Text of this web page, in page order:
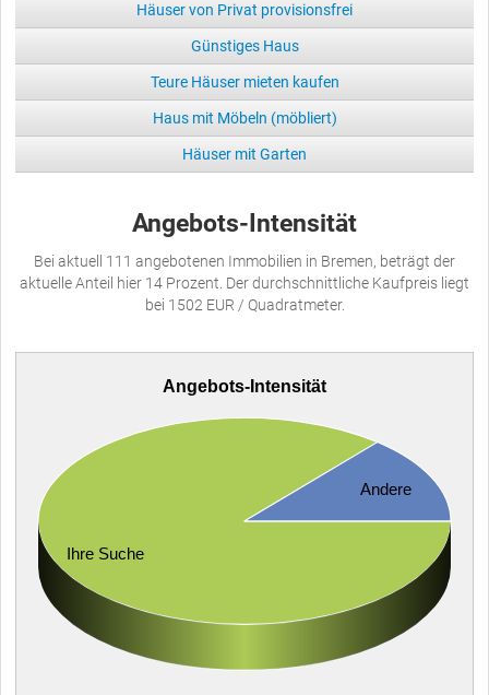
Häuser von Privat provisionsfrei
Günstiges Haus
Teure Häuser mieten kaufen
Haus mit Möbeln (möbliert)
Häuser mit Garten
Angebots-Intensität
Bei aktuell 111 angebotenen Immobilien in Bremen, beträgt der
aktuelle Anteil hier 14 Prozent. Der durchschnittliche Kaufpreis liegt
bei 1502 EUR / Quadratmeter.
Angebots-Intensität
Ihre Suche
Andere